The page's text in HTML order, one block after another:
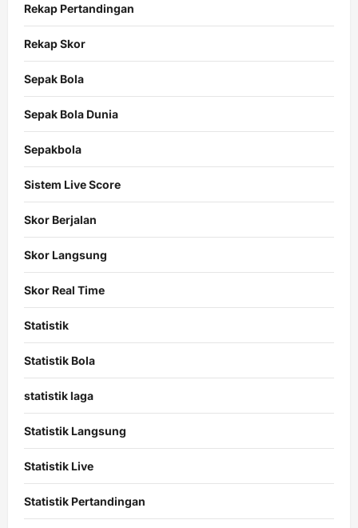
Rekap Pertandingan
Rekap Skor
Sepak Bola
Sepak Bola Dunia
Sepakbola
Sistem Live Score
Skor Berjalan
Skor Langsung
Skor Real Time
Statistik
Statistik Bola
statistik laga
Statistik Langsung
Statistik Live
Statistik Pertandingan